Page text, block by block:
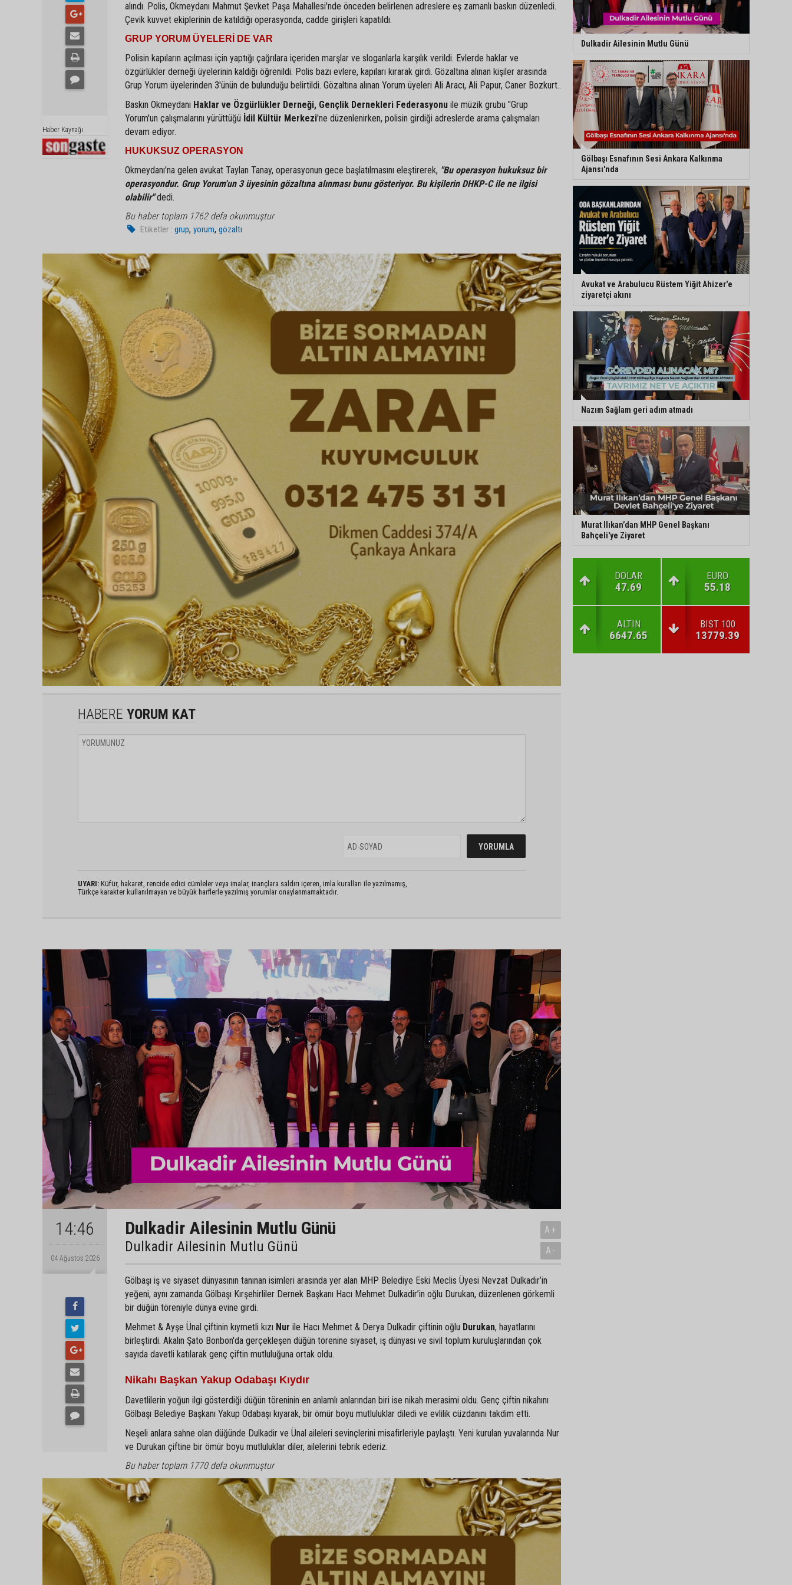
Haber Kaynağı
alındı. Polis, Okmeydanı Mahmut Şevket Paşa Mahallesi'nde önceden belirlenen adreslere eş zamanlı baskın düzenledi.
Çevik kuvvet ekiplerinin de katıldığı operasyonda, cadde girişleri kapatıldı.
GRUP YORUM ÜYELERİ DE VAR
Polisin kapıların açılması için yaptığı çağrılara içeriden marşlar ve sloganlarla karşılık verildi. Evlerde haklar ve
özgürlükler derneği üyelerinin kaldığı öğrenildi. Polis bazı evlere, kapıları kırarak girdi. Gözaltına alınan kişiler arasında
Grup Yorum üyelerinden 3'ünün de bulunduğu belirtildi. Gözaltına alınan Yorum üyeleri Ali Aracı, Ali Papur, Caner Bozkurt..
Baskın Okmeydanı Haklar ve Özgürlükler Derneği, Gençlik Dernekleri Federasyonu ile müzik grubu "Grup
Yorum'un çalışmalarını yürüttüğü İdil Kültür Merkezi'ne düzenlenirken, polisin girdiği adreslerde arama çalışmaları
devam ediyor.
HUKUKSUZ OPERASYON
Okmeydanı'na gelen avukat Taylan Tanay, operasyonun gece başlatılmasını eleştirerek, "Bu operasyon hukuksuz bir
operasyondur. Grup Yorum'un 3 üyesinin gözaltına alınması bunu gösteriyor. Bu kişilerin DHKP-C ile ne ilgisi
olabilir"dedi.
Bu haber toplam 1762 defa okunmuştur
Etiketler : grup,yorum,gözaltı
HABERE YORUM KAT
UYARI: Küfür, hakaret, rencide edici cümleler veya imalar, inançlara saldırı içeren, imla kuralları ile yazılmamış,
Türkçe karakter kullanılmayan ve büyük harflerle yazılmış yorumlar onaylanmamaktadır.
14:46
04 Ağustos 2026
Dulkadir Ailesinin Mutlu Günü
Dulkadir Ailesinin Mutlu Günü
A+
A-
Gölbaşı iş ve siyaset dünyasının tanınan isimleri arasında yer alan MHP Belediye Eski Meclis Üyesi Nevzat Dulkadir’in
yeğeni, aynı zamanda Gölbaşı Kırşehirliler Dernek Başkanı Hacı Mehmet Dulkadir’in oğlu Durukan, düzenlenen görkemli
bir düğün töreniyle dünya evine girdi.
Mehmet & Ayşe Ünal çiftinin kıymetli kızı Nur ile Hacı Mehmet & Derya Dulkadir çiftinin oğlu Durukan, hayatlarını
birleştirdi. Akalın Şato Bonbon'da gerçekleşen düğün törenine siyaset, iş dünyası ve sivil toplum kuruluşlarından çok
sayıda davetli katılarak genç çiftin mutluluğuna ortak oldu.
Nikahı Başkan Yakup Odabaşı Kıydır
Davetlilerin yoğun ilgi gösterdiği düğün töreninin en anlamlı anlarından biri ise nikah merasimi oldu. Genç çiftin nikahını
Gölbaşı Belediye Başkanı Yakup Odabaşı kıyarak, bir ömür boyu mutluluklar diledi ve evlilik cüzdanını takdim etti.
Neşeli anlara sahne olan düğünde Dulkadir ve Ünal aileleri sevinçlerini misafirleriyle paylaştı. Yeni kurulan yuvalarında Nur
ve Durukan çiftine bir ömür boyu mutluluklar diler, ailelerini tebrik ederiz.
Bu haber toplam 1770 defa okunmuştur
Dulkadir Ailesinin Mutlu Günü
Gölbaşı Esnafının Sesi Ankara Kalkınma
Ajansı'nda
Avukat ve Arabulucu Rüstem Yiğit Ahizer'e
ziyaretçi akını
Nazım Sağlam geri adım atmadı
Murat Ilıkan’dan MHP Genel Başkanı
Bahçeli'ye Ziyaret
DOLAR
47.69
EURO
55.18
ALTIN
6647.65
BIST 100
13779.39